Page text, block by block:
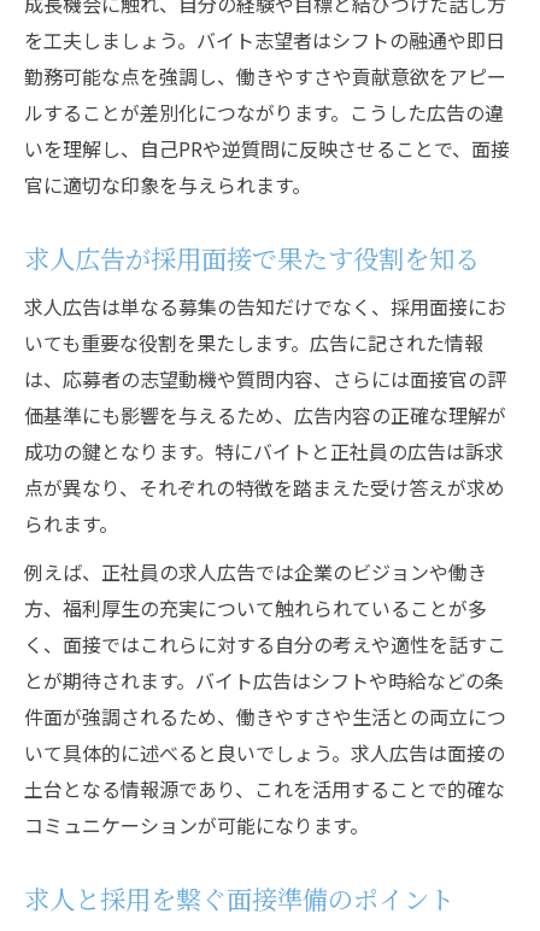
バイトと正社員、面接官が評価する要素
採用面接で面接官が重視する求人情報とは
正社員とバイトで変わる採用評価ポイント
求人広告から読み取る面接官の意図
採用現場で評価される広告活用の工夫
を工夫しましょう。バイト志望者はシフトの融通や即日
勤務可能な点を強調し、働きやすさや貢献意欲をアピー
ルすることが差別化につながります。こうした広告の違
いを理解し、自己PRや逆質問に反映させることで、面接
官に適切な印象を与えられます。
求人広告が採用面接で果たす役割を知る
求人広告は単なる募集の告知だけでなく、採用面接にお
いても重要な役割を果たします。広告に記された情報
は、応募者の志望動機や質問内容、さらには面接官の評
価基準にも影響を与えるため、広告内容の正確な理解が
成功の鍵となります。特にバイトと正社員の広告は訴求
点が異なり、それぞれの特徴を踏まえた受け答えが求め
られます。
例えば、正社員の求人広告では企業のビジョンや働き
方、福利厚生の充実について触れられていることが多
く、面接ではこれらに対する自分の考えや適性を話すこ
とが期待されます。バイト広告はシフトや時給などの条
件面が強調されるため、働きやすさや生活との両立につ
いて具体的に述べると良いでしょう。求人広告は面接の
土台となる情報源であり、これを活用することで的確な
コミュニケーションが可能になります。
求人と採用を繋ぐ面接準備のポイント